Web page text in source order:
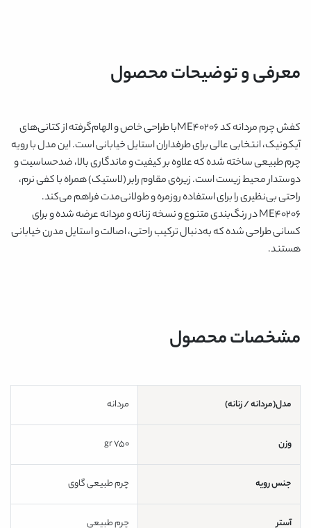
معرفی و توضیحات محصول
کفش چرم مردانه کد ME40206با طراحی خاص و الهام‌گرفته از کتانی‌های
آیکونیک، انتخابی عالی برای طرفداران استایل خیابانی است. این مدل با رویه
چرم طبیعی ساخته شده که علاوه بر کیفیت و ماندگاری بالا، ضدحساسیت و
دوستدار محیط زیست است. زیره‌ی مقاوم رابر (لاستیک) همراه با کفی نرم،
راحتی بی‌نظیری را برای استفاده روزمره و طولانی‌مدت فراهم می‌کند.
ME40206 در رنگ‌بندی متنوع و نسخه زنانه و مردانه عرضه شده و برای
کسانی طراحی شده که به‌دنبال ترکیب راحتی، اصالت و استایل مدرن خیابانی
هستند.
مشخصات محصول
مدل(مردانه / زنانه) مردانه
وزن 750 gr
جنس رویه چرم طبیعی گاوی
آستر چرم طبیعی